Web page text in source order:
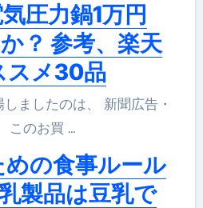
圧力鍋1万円
？ 参考、楽天
スメ30品
このお買 …
の食事ルール
製品は豆乳で